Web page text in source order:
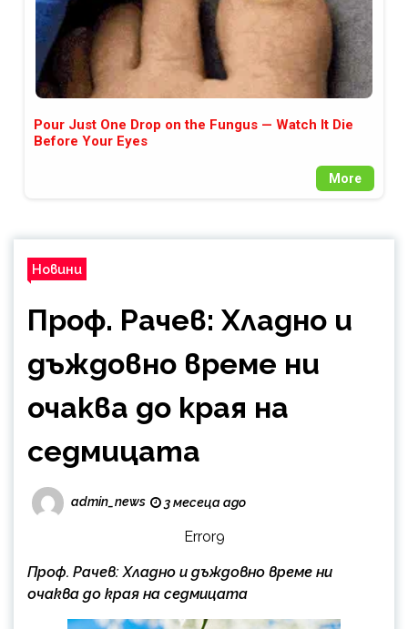
Pour Just One Drop on the Fungus — Watch It Die
Before Your Eyes
More
Новини
Проф. Рачев: Хладно и
дъждовно време ни
очаква до края на
седмицата
admin_news 3 месеца ago
Error9
Проф. Рачев: Хладно и дъждовно време ни
очаква до края на седмицата